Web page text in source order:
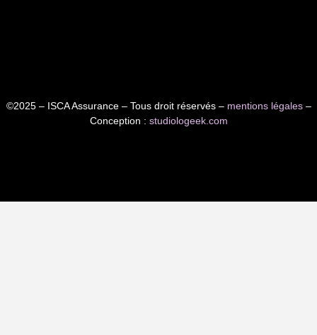
©2025 – ISCA Assurance – Tous droit réservés – mentions légales–
Conception : studiologeek.com